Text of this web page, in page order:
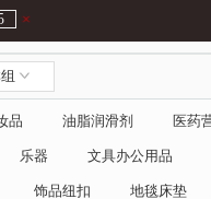
×
品 油脂润滑剂 医药
乐器 文具办公用品
饰品纽扣 地毯床垫